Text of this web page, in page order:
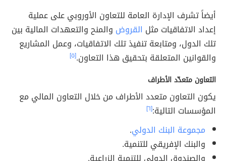
أيضاً تشرف الإدارة العامة للتعاون الأوروبي على عملية
إعداد الاتفاقيات مثل القروض والمنح والتعهدات المالية بين
تلك الدول، ومتابعة تنفيذ تلك الاتفاقيات، وعمل المشاريع
والقوانين المتعلقة بتحقيق هذا التعاون.[٥]
التعاون متعدّد الأطراف
يكون التعاون متعدد الأطراف من خلال التعاون المالي مع
المؤسسات التالية:[٦]
مجموعة البنك الدولي.
والبنك الإفريقي للتنمية.